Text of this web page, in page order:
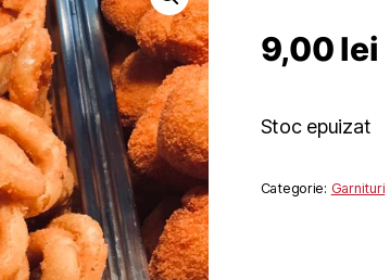
9,00lei
Stoc epuizat
Categorie: Garnituri